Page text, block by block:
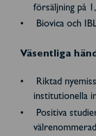
försäljning på
Biovica och
Väsentliga
Riktad
institutionella
Positiva